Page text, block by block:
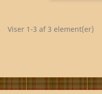
Viser 1-3 af 3 element(er)